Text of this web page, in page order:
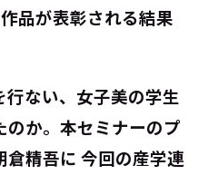
品が表彰される結果
ない、女子美の学生
のか。本セミナーのプ
精吾に 今回の産学連